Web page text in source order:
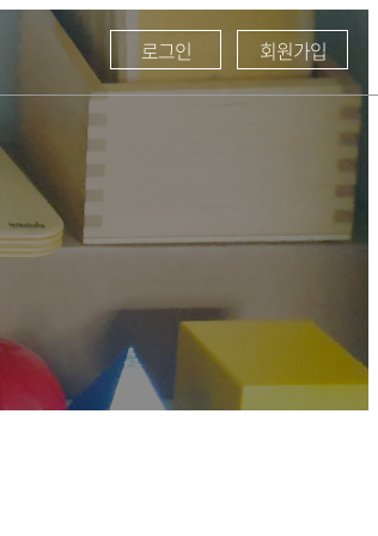
로그인 회원가입